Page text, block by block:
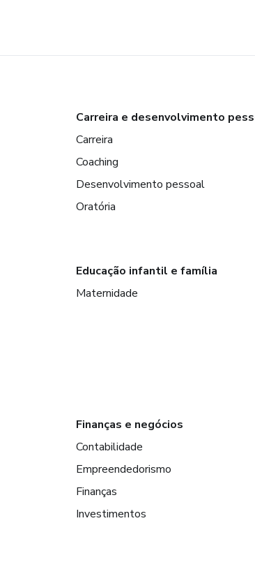
Carreira e desenvolvimento
Carreira
Coaching
Desenvolvimento pessoal
Oratória
Educação infantil e família
Maternidade
Finanças e negócios
Contabilidade
Empreendedorismo
Finanças
Investimentos